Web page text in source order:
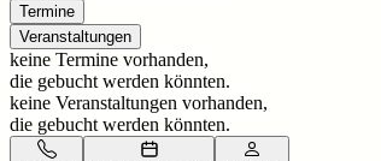
Termine
Veranstaltungen
keine Termine vorhanden,
die gebucht werden könnten.
keine Veranstaltungen vorhanden,
die gebucht werden könnten.